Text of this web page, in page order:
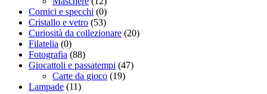
Cornici e specchi (0)
Cristallo e vetro (53)
Curiosità da collezionare (20)
Filatelia (0)
Fotografia (88)
Giocattoli e passatempi (47)
Carte da gioco (19)
Lampade (11)